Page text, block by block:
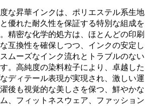
な昇華インクは、ポリエステル系生地
優れた耐久性を保証する特別な組成を
精密な化学的処方は、ほとんどの印刷
互換性を確保しつつ、インクの安定し
ムーズなインク流れとトラブルのない
。高純度の染料粒子により、卓越した
ディテール表現が実現され、激しい運
後も視覚的な美しさを保つ、鮮やかな
、フィットネスウェア、ファッション